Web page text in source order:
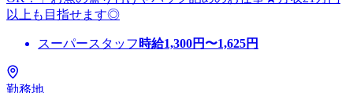
以上も目指せます◎
スーパースタッフ 時給1,300円〜1,625円
勤務地